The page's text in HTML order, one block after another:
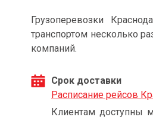
Грузоперевозки
транспортом несколько
компаний.
Срок доставки
Расписание рейсов
Клиентам доступны